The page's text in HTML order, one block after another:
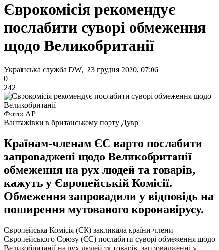
Єврокомісія рекомендує
послабити суворі обмеження
щодо Великобританії
Українська служба DW, 23 грудня 2020, 07:06
0
242
Фото: АР
Вантажівки в британському порту Дувр
Країнам-членам ЄС варто послабити
запроваджені щодо Великобританії
обмеження на рух людей та товарів,
кажуть у Європейській Комісії.
Обмеження запровадили у відповідь на
поширення мутованого коронавірусу.
Європейська Комісія (ЄК) закликала країни-члени
Європейського Союзу (ЄС) послабити суворі обмеження щодо
Великобританії на рух людей та товарів, запровадженні у